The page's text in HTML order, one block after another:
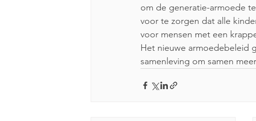
om de generatie-armoede
voor te zorgen dat alle
voor mensen met een
Het nieuwe armoedebeleid
samenleving om samen